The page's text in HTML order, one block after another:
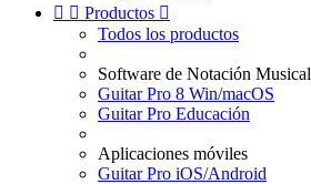
  Productos 
Todos los productos
Software de Notación Musical
Guitar Pro 8 Win/macOS
Guitar Pro Educación
Aplicaciones móviles
Guitar Pro iOS/Android